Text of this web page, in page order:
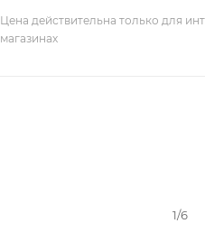
Цена действительна только для
магазинах
1/6